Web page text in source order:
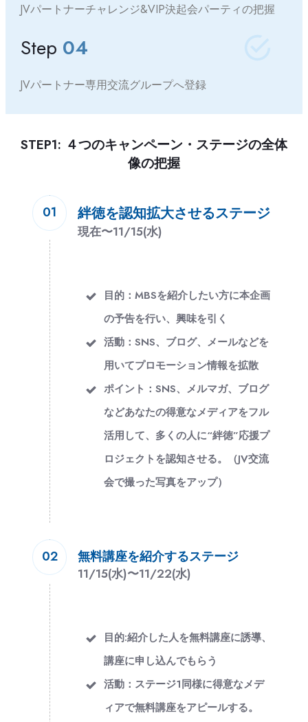
JVパートナーチャレンジ&VIP決起会パーティの把握
Step 04
JVパートナー専用交流グループへ登録
STEP1: ４つのキャンペーン・ステージの全体
像の把握
01 絆徳を認知拡大させるステージ
現在〜11/15(水)
目的：MBSを紹介したい方に本企画
の予告を行い、興味を引く
活動：SNS、ブログ、メールなどを
用いてプロモーション情報を拡散
ポイント：SNS、メルマガ、ブログ
などあなたの得意なメディアをフル
活用して、多くの人に“絆徳”応援プ
ロジェクトを認知させる。（JV交流
会で撮った写真をアップ）
02 無料講座を紹介するステージ
11/15(水)〜11/22(水)
目的:紹介した人を無料講座に誘導、
講座に申し込んでもらう
活動：ステージ1同様に得意なメデ
ィアで無料講座をアピールする。